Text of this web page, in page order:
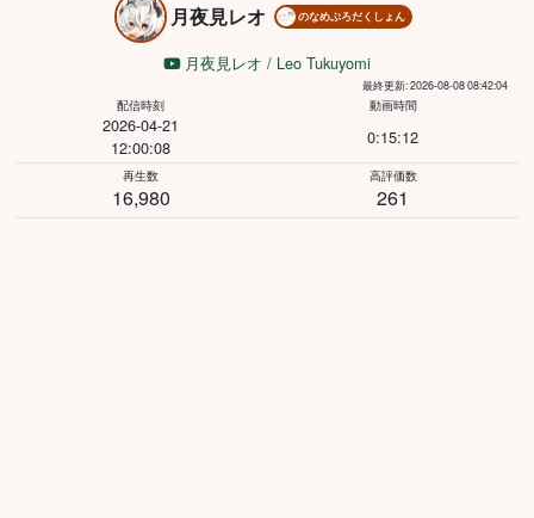
月夜見レオ
のなめぷろだくしょん
月夜見レオ / Leo Tukuyomi
最終更新: 2026-08-08 08:42:04
配信時刻
2026-04-21
12:00:08
動画時間
0:15:12
再生数
16,980
高評価数
261